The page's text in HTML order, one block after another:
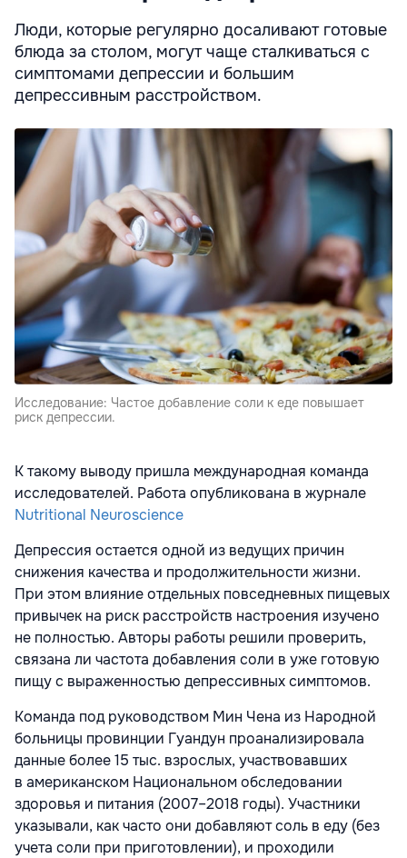
Люди, которые регулярно досаливают готовые
блюда за столом, могут чаще сталкиваться с
симптомами депрессии и большим
депрессивным расстройством.
Исследование: Частое добавление соли к еде повышает
риск депрессии.
К такому выводу пришла международная команда
исследователей. Работа опубликована в журнале
Nutritional Neuroscience
Депрессия остается одной из ведущих причин
снижения качества и продолжительности жизни.
При этом влияние отдельных повседневных пищевых
привычек на риск расстройств настроения изучено
не полностью. Авторы работы решили проверить,
связана ли частота добавления соли в уже готовую
пищу с выраженностью депрессивных симптомов.
Команда под руководством Мин Чена из Народной
больницы провинции Гуандун проанализировала
данные более 15 тыс. взрослых, участвовавших
в американском Национальном обследовании
здоровья и питания (2007–2018 годы). Участники
указывали, как часто они добавляют соль в еду (без
учета соли при приготовлении), и проходили